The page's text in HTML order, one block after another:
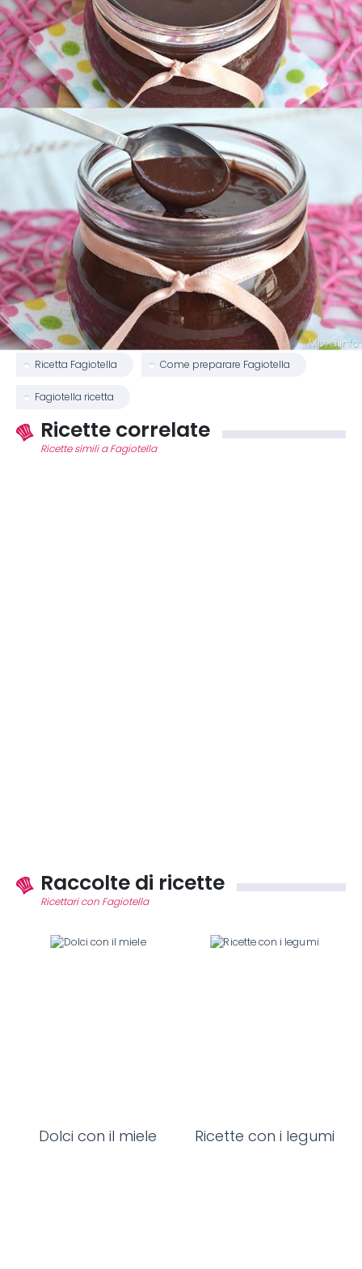
Ricetta Fagiotella Come preparare Fagiotella
Fagiotella ricetta
Ricette correlate
Ricette simili a Fagiotella
Raccolte di ricette
Ricettari con Fagiotella
Dolci con il miele Ricette con i legumi